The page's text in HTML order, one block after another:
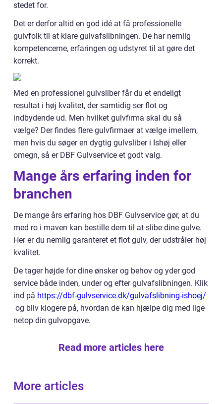
stedet for.
Det er derfor altid en god idé at få professionelle
gulvfolk til at klare gulvafslibningen. De har nemlig
kompetencerne, erfaringen og udstyret til at gøre det
korrekt.
Med en professionel gulvsliber får du et endeligt
resultat i høj kvalitet, der samtidig ser flot og
indbydende ud. Men hvilket gulvfirma skal du så
vælge? Der findes flere gulvfirmaer at vælge imellem,
men hvis du søger en dygtig gulvsliber i Ishøj eller
omegn, så er DBF Gulvservice et godt valg.
Mange års erfaring inden for
branchen
De mange års erfaring hos DBF Gulvservice gør, at du
med ro i maven kan bestille dem til at slibe dine gulve.
Her er du nemlig garanteret et flot gulv, der udstråler høj
kvalitet.
De tager højde for dine ønsker og behov og yder god
service både inden, under og efter gulvafslibningen. Klik
ind på https://dbf-gulvservice.dk/gulvafslibning-ishoej/
og bliv klogere på, hvordan de kan hjælpe dig med lige
netop din gulvopgave.
Read more articles here
More articles